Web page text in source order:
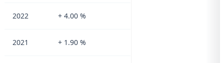
2022 + 4.00 %
2021 + 1.90 %